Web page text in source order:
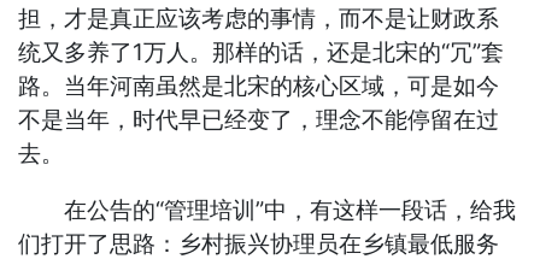
担，才是真正应该考虑的事情，而不是让财政系
统又多养了1万人。那样的话，还是北宋的“冗”套
路。当年河南虽然是北宋的核心区域，可是如今
不是当年，时代早已经变了，理念不能停留在过
去。
在公告的“管理培训”中，有这样一段话，给我
们打开了思路：乡村振兴协理员在乡镇最低服务